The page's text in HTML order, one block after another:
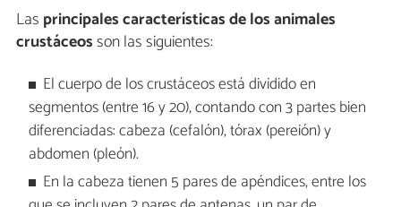
Las principales características de los animales
crustáceosson las siguientes:
El cuerpo de los crustáceos está dividido en
segmentos (entre 16 y 20), contando con 3 partes bien
diferenciadas: cabeza (cefalón), tórax (pereión) y
abdomen (pleón).
En la cabeza tienen 5 pares de apéndices, entre los